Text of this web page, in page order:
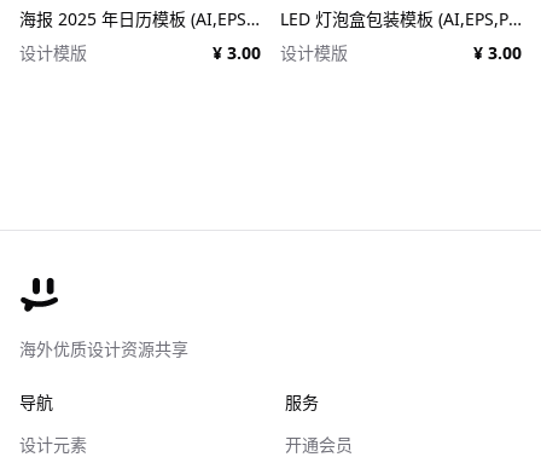
海报 2025 年日历模板 (AI,EPS,PDF,PSD)
设计模版
¥ 3.00
LED 灯泡盒包装模板 (AI,EPS,PDF)
设计模版
¥ 3.00
海外优质设计资源共享
导航
设计元素
服务
开通会员